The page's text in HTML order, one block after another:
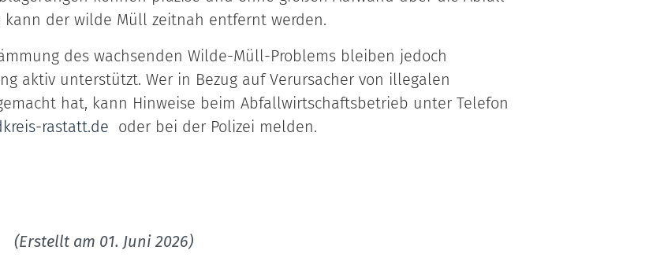
kann der wilde Müll zeitnah entfernt werden.
des wachsenden Wilde-Müll-Problems bleiben jedoch
aktiv unterstützt. Wer in Bezug auf Verursacher von illegalen
hat, kann Hinweise beim Abfallwirtschaftsbetrieb unter Telefon
rastatt.de oder bei der Polizei melden.
(Erstellt am 01. Juni 2026)